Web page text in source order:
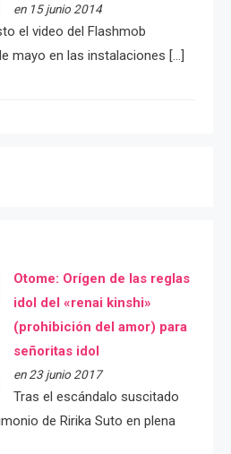
en 15 junio 2014
el video del Flashmob
mayo en las instalaciones […]
Otome: Orígen de las reglas
idol del «renai kinshi»
(prohibición del amor) para
señoritas idol
en 23 junio 2017
Tras el escándalo suscitado
de Ririka Suto en plena